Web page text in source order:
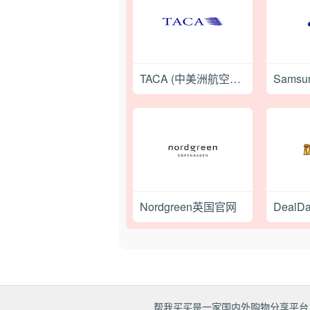
TACA (中美洲航空集团)
Nordgreen英国官网
帮我买买是一家国内外购物分享平